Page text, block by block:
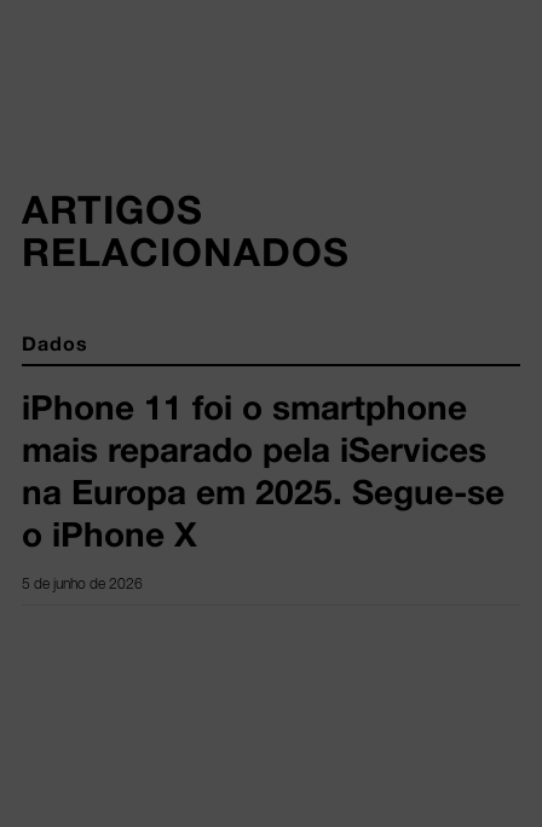
ARTIGOS
RELACIONADOS
Dados
iPhone 11 foi o smartphone
mais reparado pela iServices
na Europa em 2025. Segue-se
o iPhone X
5 de junho de 2026